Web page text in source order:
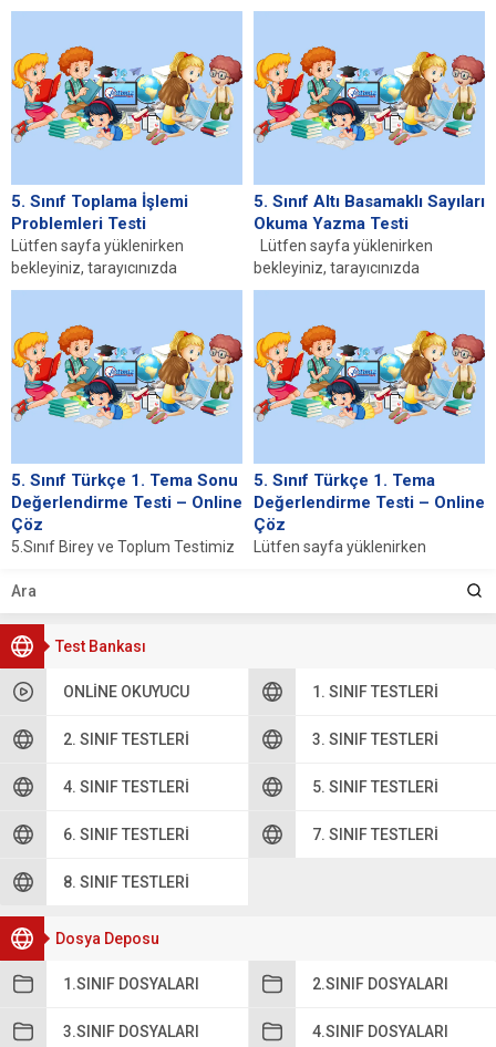
Test Bankası
ONLINE OKUYUCU 1. SINIF TESTLERI
2. SINIF TESTLERI 3. SINIF TESTLERI
4. SINIF TESTLERI 5. SINIF TESTLERI
6. SINIF TESTLERI 7. SINIF TESTLERI
8. SINIF TESTLERI
Dosya Deposu
1.SINIF DOSYALARI 2.SINIF DOSYALARI
3.SINIF DOSYALARI 4.SINIF DOSYALARI
yüklenirken bekleyiniz,
desteğinin etkin olduğundan
emin olunuz....
desteğinin etkin olduğundan
5. Sınıf Toplama İşlemi
Problemleri Testi
Lütfen sayfa yüklenirken
bekleyiniz, tarayıcınızda
javascript desteğinin etkin
sayfa yüklenmediyse buraya...
5. Sınıf Altı Basamaklı Sayıları
Okuma Yazma Testi
Lütfen sayfa yüklenirken
bekleyiniz, tarayıcınızda
javascript desteğinin etkin
sayfa yüklenmediyse...
5. Sınıf Türkçe 1. Tema Sonu
Değerlendirme Testi – Online
Çöz
5.Sınıf Birey ve Toplum Testimiz
bekleyiniz, tarayıcınızda
javascript desteğinin etkin
olduğundan emin...
5. Sınıf Türkçe 1. Tema
Değerlendirme Testi – Online
Çöz
Lütfen sayfa yüklenirken
olduğundan emin olunuz. Eğer